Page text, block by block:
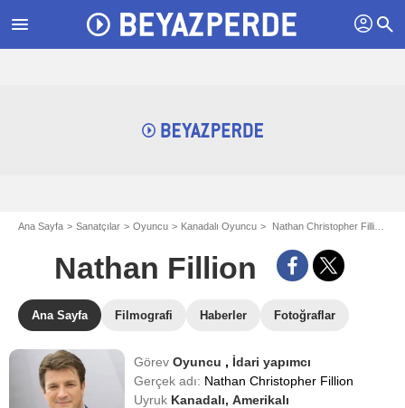
menu profil search
Ana Sayfa Sanatçılar Oyuncu Kanadalı Oyuncu Nathan Christopher Fillion - aka Nathan Fillion
Nathan Fillion
Ana Sayfa Filmografi Haberler Fotoğraflar
GörevOyuncu , İdari yapımcı
Gerçek adı: Nathan Christopher Fillion
Uyruk Kanadalı, Amerikalı